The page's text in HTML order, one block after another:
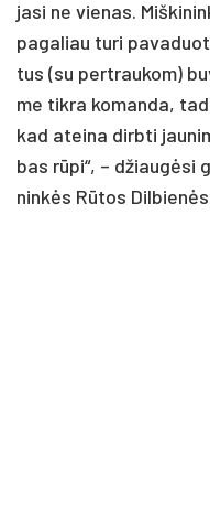
ja­si ne vie­nas.
pa­ga­liau tu­ri
tus (su per­trau­kom)
me tik­ra ko­man­da,
kad atei­na dirb­ti
bas rūpi“, –
ninkės Rūtos